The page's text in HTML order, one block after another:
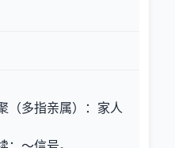
（多指亲属）：家人